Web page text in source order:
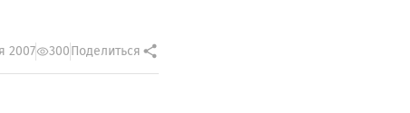
2007 300Поделиться